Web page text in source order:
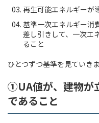
再生可能エネルギーが
基準一次エネルギー消
差し引きして、一次エ
ること
ひとつずつ基準を見ていきま
①UA値が、建物が
であること